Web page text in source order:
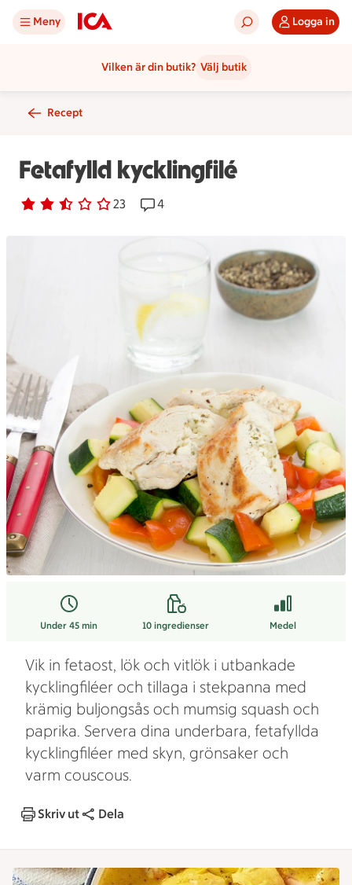
Meny Logga in
Vilken är din butik? Välj butik
Recept
Fetafylld kycklingfilé
Betyg 2.4 av 5. 23
23 personer har röstatReceptet har 4 kommentarer
4
Under 45 min 10ingredienser Medel
Vik in fetaost, lök och vitlök i utbankade
kycklingfiléer och tillaga i stekpanna med
krämig buljongsås och mumsig squash och
paprika. Servera dina underbara, fetafyllda
kycklingfiléer med skyn, grönsaker och
varm couscous.
Skriv ut Dela